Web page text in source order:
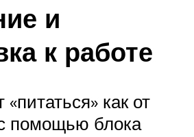
и
к работе
как от
помощью блока